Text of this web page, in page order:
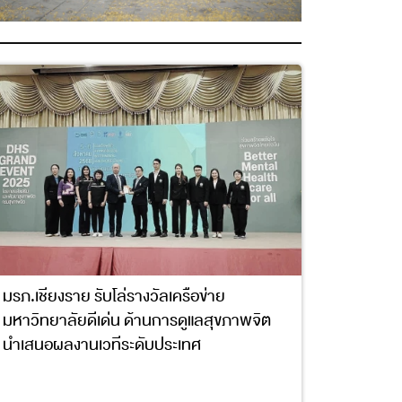
มรภ.เชียงราย รับโล่รางวัลเครือข่าย
มหาวิทยาลัยดีเด่น ด้านการดูแลสุขภาพจิต
นำเสนอผลงานเวทีระดับประเทศ